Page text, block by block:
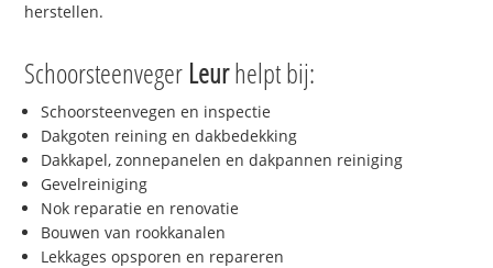
herstellen.
Schoorsteenveger Leurhelpt bij:
Schoorsteenvegen en inspectie
Dakgoten reining en dakbedekking
Dakkapel, zonnepanelen en dakpannen reiniging
Gevelreiniging
Nok reparatie en renovatie
Bouwen van rookkanalen
Lekkages opsporen en repareren